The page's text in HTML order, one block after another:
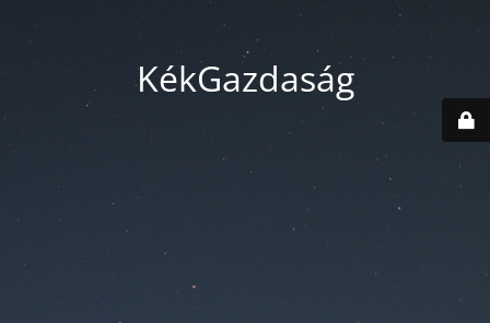
KékGazdaság